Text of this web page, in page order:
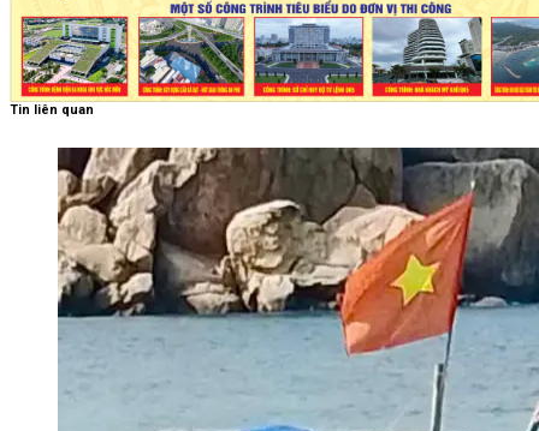
Tin liên quan